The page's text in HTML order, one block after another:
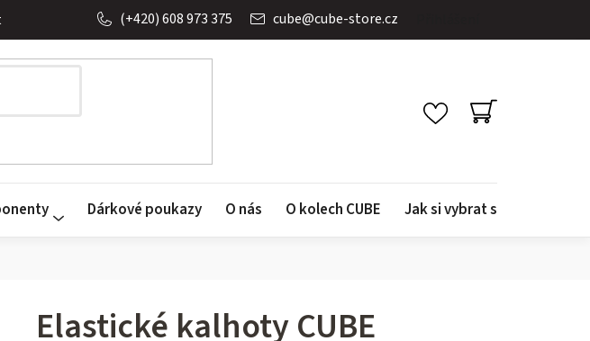
cube@cube-store.cz
(+420) 608 973 375
NÁKUPNÍ
KOŠÍK
Dárkové poukazy O nás O kolech CUBE Jak si vybrat správné kolo
Elastické kalhoty CUBE